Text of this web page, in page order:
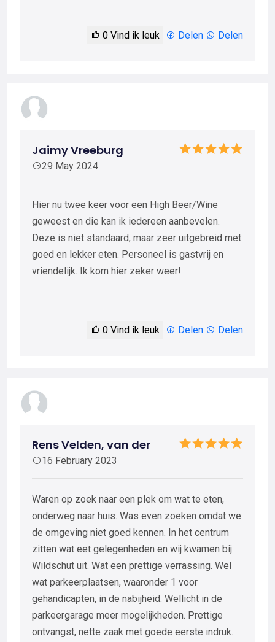
0 Vind ik leuk Delen Delen
Jaimy Vreeburg
29 May 2024
Hier nu twee keer voor een High Beer/Wine
geweest en die kan ik iedereen aanbevelen.
Deze is niet standaard, maar zeer uitgebreid met
goed en lekker eten. Personeel is gastvrij en
vriendelijk. Ik kom hier zeker weer!
0 Vind ik leuk Delen Delen
Rens Velden, van der
16 February 2023
Waren op zoek naar een plek om wat te eten,
onderweg naar huis. Was even zoeken omdat we
de omgeving niet goed kennen. In het centrum
zitten wat eet gelegenheden en wij kwamen bij
Wildschut uit. Wat een prettige verrassing. Wel
wat parkeerplaatsen, waaronder 1 voor
gehandicapten, in de nabijheid. Wellicht in de
parkeergarage meer mogelijkheden. Prettige
ontvangst, nette zaak met goede eerste indruk.